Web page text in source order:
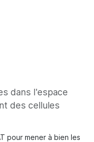
dans l'espace
des cellules
pour mener à bien les